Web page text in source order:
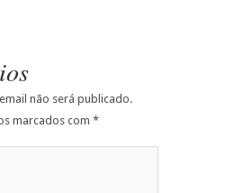
não será publicado.
marcados com *